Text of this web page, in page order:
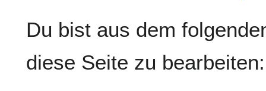
Du bist aus dem
diese Seite zu bearbeiten: